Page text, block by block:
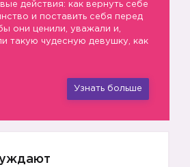
действия: как вернуть себе
и поставить себя перед
они ценили, уважали и,
такую чудесную девушку, как
Узнать больше